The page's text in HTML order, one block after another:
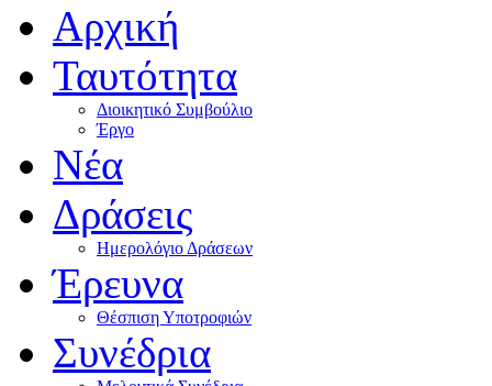
Αρχική
Ταυτότητα
Διοικητικό Συμβούλιο
Έργο
Νέα
Δράσεις
Ημερολόγιο Δράσεων
Έρευνα
Θέσπιση Υποτροφιών
Συνέδρια